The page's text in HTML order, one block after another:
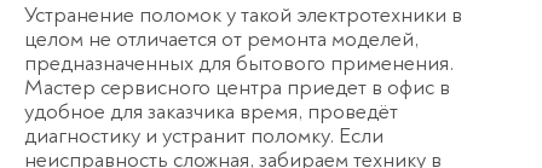
Устранение поломок у такой электротехники в
целом не отличается от ремонта моделей,
предназначенных для бытового применения.
Мастер сервисного центра приедет в офис в
удобное для заказчика время, проведёт
диагностику и устранит поломку. Если
неисправность сложная, забираем технику в